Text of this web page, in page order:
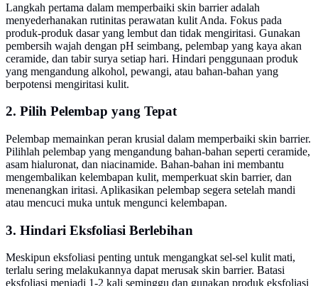
Langkah pertama dalam memperbaiki skin barrier adalah
menyederhanakan rutinitas perawatan kulit Anda. Fokus pada
produk-produk dasar yang lembut dan tidak mengiritasi. Gunakan
pembersih wajah dengan pH seimbang, pelembap yang kaya akan
ceramide, dan tabir surya setiap hari. Hindari penggunaan produk
yang mengandung alkohol, pewangi, atau bahan-bahan yang
berpotensi mengiritasi kulit.
2. Pilih Pelembap yang Tepat
Pelembap memainkan peran krusial dalam memperbaiki skin barrier.
Pilihlah pelembap yang mengandung bahan-bahan seperti ceramide,
asam hialuronat, dan niacinamide. Bahan-bahan ini membantu
mengembalikan kelembapan kulit, memperkuat skin barrier, dan
menenangkan iritasi. Aplikasikan pelembap segera setelah mandi
atau mencuci muka untuk mengunci kelembapan.
3. Hindari Eksfoliasi Berlebihan
Meskipun eksfoliasi penting untuk mengangkat sel-sel kulit mati,
terlalu sering melakukannya dapat merusak skin barrier. Batasi
eksfoliasi menjadi 1-2 kali seminggu dan gunakan produk eksfoliasi